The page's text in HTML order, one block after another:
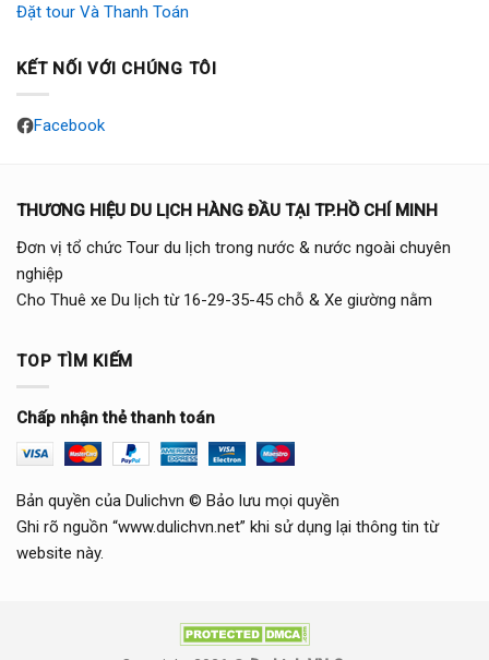
Đặt tour Và Thanh Toán
KẾT NỐI VỚI CHÚNG TÔI
Facebook
THƯƠNG HIỆU DU LỊCH HÀNG ĐẦU TẠI TP.HỒ CHÍ MINH
Đơn vị tổ chức Tour du lịch trong nước & nước ngoài chuyên
nghiệp
Cho Thuê xe Du lịch từ 16-29-35-45 chỗ & Xe giường nằm
TOP TÌM KIẾM
Chấp nhận thẻ thanh toán
Bản quyền của Dulichvn © Bảo lưu mọi quyền
Ghi rõ nguồn “www.dulichvn.net” khi sử dụng lại thông tin từ
website này.